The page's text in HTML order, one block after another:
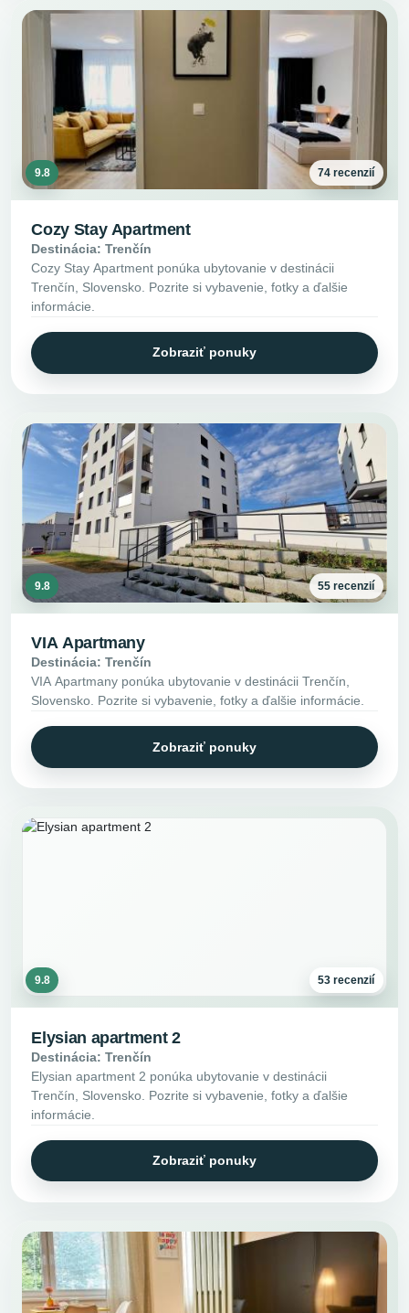
9.8 74 recenzií
Cozy Stay Apartment
Destinácia: Trenčín
Cozy Stay Apartment ponúka ubytovanie v destinácii
Trenčín, Slovensko. Pozrite si vybavenie, fotky a ďalšie
informácie.
Zobraziť ponuky
9.8 55 recenzií
VIA Apartmany
Destinácia: Trenčín
VIA Apartmany ponúka ubytovanie v destinácii Trenčín,
Slovensko. Pozrite si vybavenie, fotky a ďalšie informácie.
Zobraziť ponuky
9.8 53 recenzií
Elysian apartment 2
Destinácia: Trenčín
Elysian apartment 2 ponúka ubytovanie v destinácii
Trenčín, Slovensko. Pozrite si vybavenie, fotky a ďalšie
informácie.
Zobraziť ponuky